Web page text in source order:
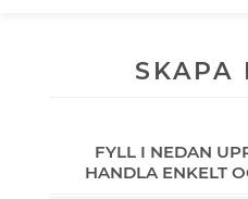
SKAPA
FYLL I NEDAN
HANDLA ENKELT